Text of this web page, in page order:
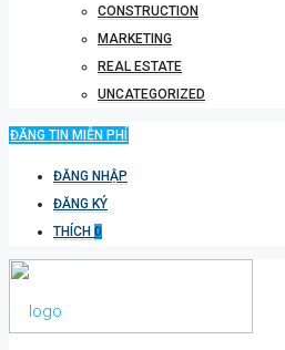
CONSTRUCTION
MARKETING
REAL ESTATE
UNCATEGORIZED
ĐĂNG TIN MIỄN PHÍ
ĐĂNG NHẬP
ĐĂNG KÝ
THÍCH 0